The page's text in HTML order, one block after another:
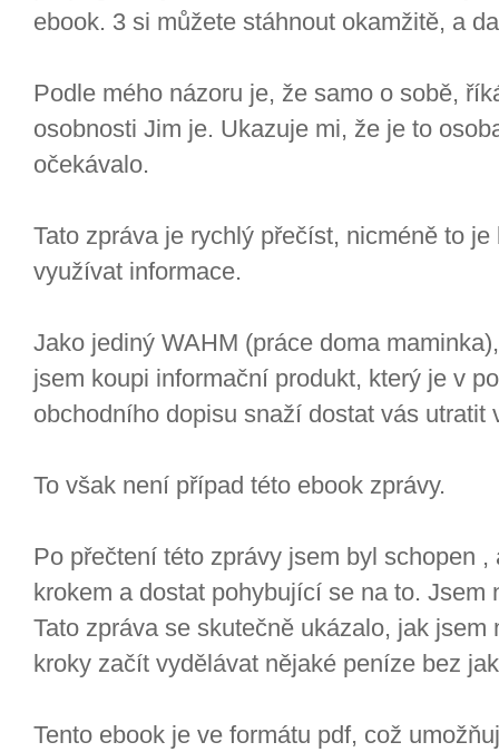
ebook. 3 si můžete stáhnout okamžitě, a
Podle mého názoru je, že samo o sobě,
osobnosti Jim je. Ukazuje mi, že je to
očekávalo.
Tato zpráva je rychlý přečíst, nicméně to
využívat informace.
Jako jediný WAHM (práce doma
jsem koupi informační produkt, který je v
obchodního dopisu snaží dostat vás utratit
To však není případ této ebook zprávy.
Po přečtení této zprávy jsem byl schopen
krokem a dostat pohybující se na to.
Tato zpráva se skutečně ukázalo, jak
kroky začít vydělávat nějaké peníze bez
Tento ebook je ve formátu pdf, což